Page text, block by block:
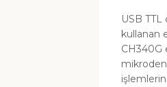
USB
kullanan
CH340G